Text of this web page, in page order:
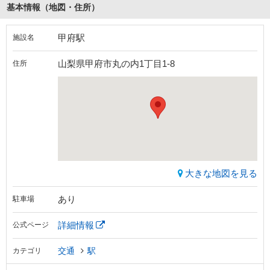
基本情報（地図・住所）
施設名 甲府駅
住所 山梨県甲府市丸の内1丁目1-8
大きな地図を見る
駐車場 あり
公式ページ 詳細情報
カテゴリ 交通 駅